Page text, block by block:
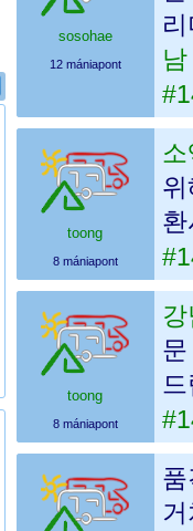
sosohae
12 mániapont
toong
8 mániapont
toong
8 mániapont